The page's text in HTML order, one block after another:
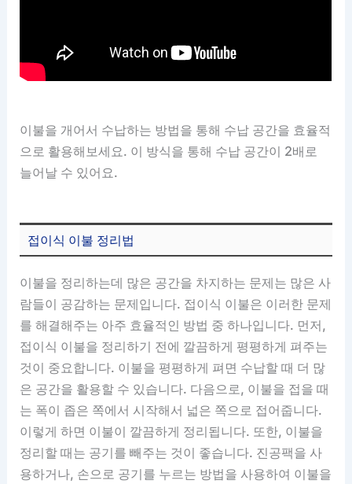
이불을 개어서 수납하는 방법을 통해 수납 공간을 효율적
으로 활용해보세요. 이 방식을 통해 수납 공간이 2배로
늘어날 수 있어요.
접이식 이불 정리법
이불을 정리하는데 많은 공간을 차지하는 문제는 많은 사
람들이 공감하는 문제입니다. 접이식 이불은 이러한 문제
를 해결해주는 아주 효율적인 방법 중 하나입니다. 먼저,
접이식 이불을 정리하기 전에 깔끔하게 평평하게 펴주는
것이 중요합니다. 이불을 평평하게 펴면 수납할 때 더 많
은 공간을 활용할 수 있습니다. 다음으로, 이불을 접을 때
는 폭이 좁은 쪽에서 시작해서 넓은 쪽으로 접어줍니다.
이렇게 하면 이불이 깔끔하게 정리됩니다. 또한, 이불을
정리할 때는 공기를 빼주는 것이 좋습니다. 진공팩을 사
용하거나, 손으로 공기를 누르는 방법을 사용하여 이불을